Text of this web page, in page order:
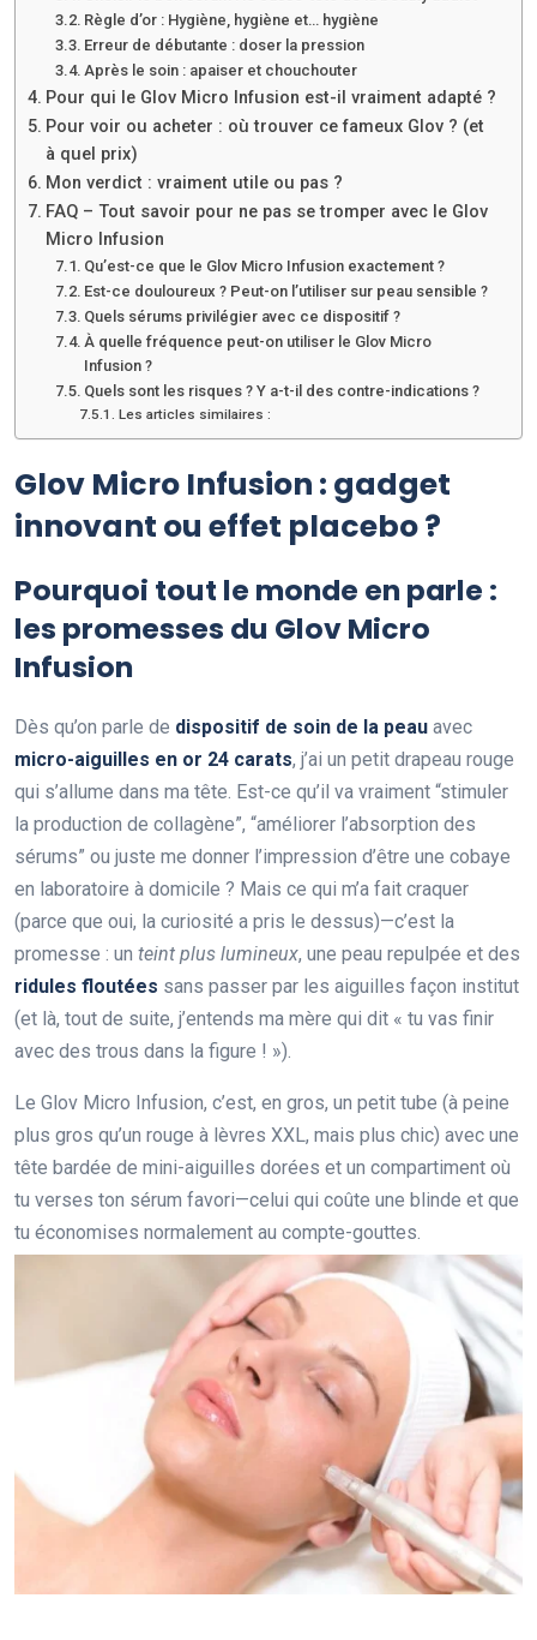
Règle d’or : Hygiène, hygiène et… hygiène
Erreur de débutante : doser la pression
Après le soin : apaiser et chouchouter
Pour qui le Glov Micro Infusion est-il vraiment adapté ?
Pour voir ou acheter : où trouver ce fameux Glov ? (et
à quel prix)
Mon verdict : vraiment utile ou pas ?
FAQ – Tout savoir pour ne pas se tromper avec le Glov
Micro Infusion
Qu’est-ce que le Glov Micro Infusion exactement ?
Est-ce douloureux ? Peut-on l’utiliser sur peau sensible ?
Quels sérums privilégier avec ce dispositif ?
À quelle fréquence peut-on utiliser le Glov Micro
Infusion ?
Quels sont les risques ? Y a-t-il des contre-indications ?
Les articles similaires :
Glov Micro Infusion : gadget
innovant ou effet placebo ?
Pourquoi tout le monde en parle :
les promesses du Glov Micro
Infusion
Dès qu’on parle de dispositif de soin de la peau avec
micro-aiguilles en or 24 carats, j’ai un petit drapeau rouge
qui s’allume dans ma tête. Est-ce qu’il va vraiment “stimuler
la production de collagène”, “améliorer l’absorption des
sérums” ou juste me donner l’impression d’être une cobaye
en laboratoire à domicile ? Mais ce qui m’a fait craquer
(parce que oui, la curiosité a pris le dessus)—c’est la
promesse : un teint plus lumineux, une peau repulpée et des
ridules floutées sans passer par les aiguilles façon institut
(et là, tout de suite, j’entends ma mère qui dit « tu vas finir
avec des trous dans la figure ! »).
Le Glov Micro Infusion, c’est, en gros, un petit tube (à peine
plus gros qu’un rouge à lèvres XXL, mais plus chic) avec une
tête bardée de mini-aiguilles dorées et un compartiment où
tu verses ton sérum favori—celui qui coûte une blinde et que
tu économises normalement au compte-gouttes.